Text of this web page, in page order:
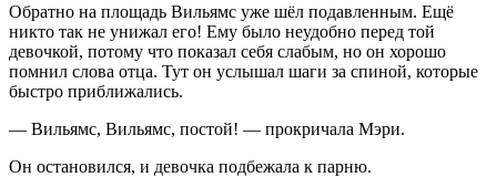
Обратно на площадь Вильямс уже шёл подавленным. Ещё
никто так не унижал его! Ему было неудобно перед той
девочкой, потому что показал себя слабым, но он хорошо
помнил слова отца. Тут он услышал шаги за спиной, которые
быстро приближались.
— Вильямс, Вильямс, постой! — прокричала Мэри.
Он остановился, и девочка подбежала к парню.